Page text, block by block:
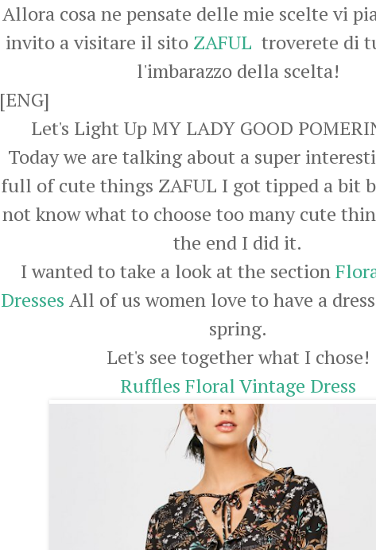
Allora cosa ne pensate delle mie scelte vi
invito a visitare il sito ZAFUL troverete di
l'imbarazzo della scelta!
[ENG]
Let's Light Up MY LADY GOOD
Today we are talking about a super
full of cute things ZAFUL I got tipped a bit
not know what to choose too many cute
the end I did it.
I wanted to take a look at the section
Dresses All of us women love to have a
spring.
Let's see together what I chose!
Ruffles Floral Vintage Dress